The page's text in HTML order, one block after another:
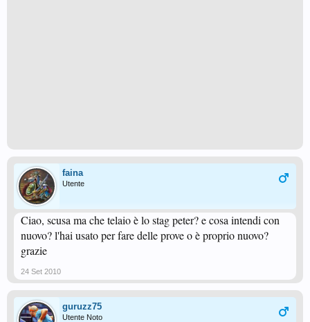
faina
Utente
Ciao, scusa ma che telaio è lo stag peter? e cosa intendi con
nuovo? l'hai usato per fare delle prove o è proprio nuovo?
grazie
24 Set 2010
guruzz75
Utente Noto